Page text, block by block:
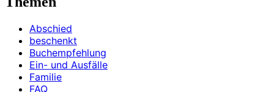
Abschied
beschenkt
Buchempfehlung
Ein- und Ausfälle
Familie
FAQ